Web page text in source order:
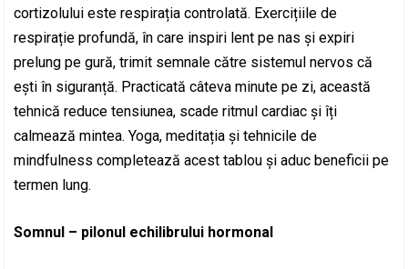
cortizolului este respirația controlată. Exercițiile de
respirație profundă, în care inspiri lent pe nas și expiri
prelung pe gură, trimit semnale către sistemul nervos că
ești în siguranță. Practicată câteva minute pe zi, această
tehnică reduce tensiunea, scade ritmul cardiac și îți
calmează mintea. Yoga, meditația și tehnicile de
mindfulness completează acest tablou și aduc beneficii pe
termen lung.
Somnul – pilonul echilibrului hormonal